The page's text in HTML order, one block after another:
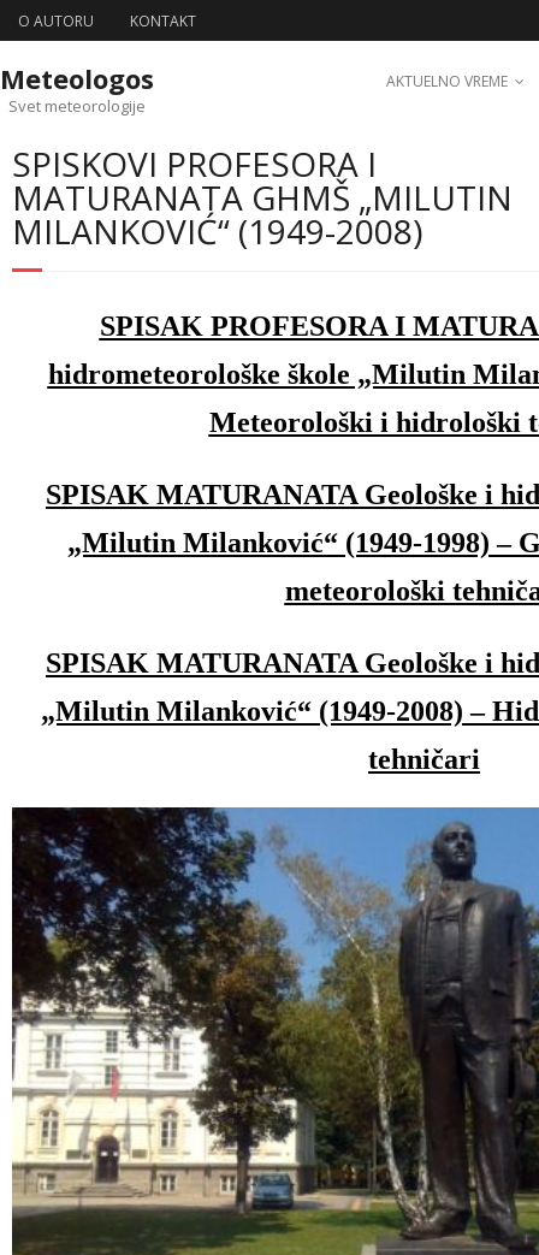
O AUTORU KONTAKT
Meteologos
Svet meteorologije
AKTUELNO VREME
SPISKOVI PROFESORA I
MATURANATA GHMŠ „MILUTIN
MILANKOVIĆ“ (1949-2008)
SPISAK PROFESORA I
hidrometeorološke škole „Milutin
Meteorološki i hidrološki
SPISAK MATURANATA Geološke i
„Milutin Milanković“ (1949-1998) –
meteorološki
SPISAK MATURANATA Geološke i
„Milutin Milanković“ (1949-2008) –
tehničari